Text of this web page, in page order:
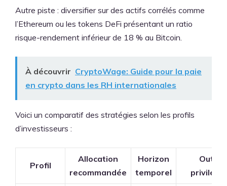
Autre piste : diversifier sur des actifs corrélés comme
l’Ethereum ou les tokens DeFi présentant un ratio
risque-rendement inférieur de 18 % au Bitcoin.
À découvrir CryptoWage: Guide pour la paie
en crypto dans les RH internationales
Voici un comparatif des stratégies selon les profils
d’investisseurs :
Profil
Allocation
recommandée
Horizon
temporel
Outils